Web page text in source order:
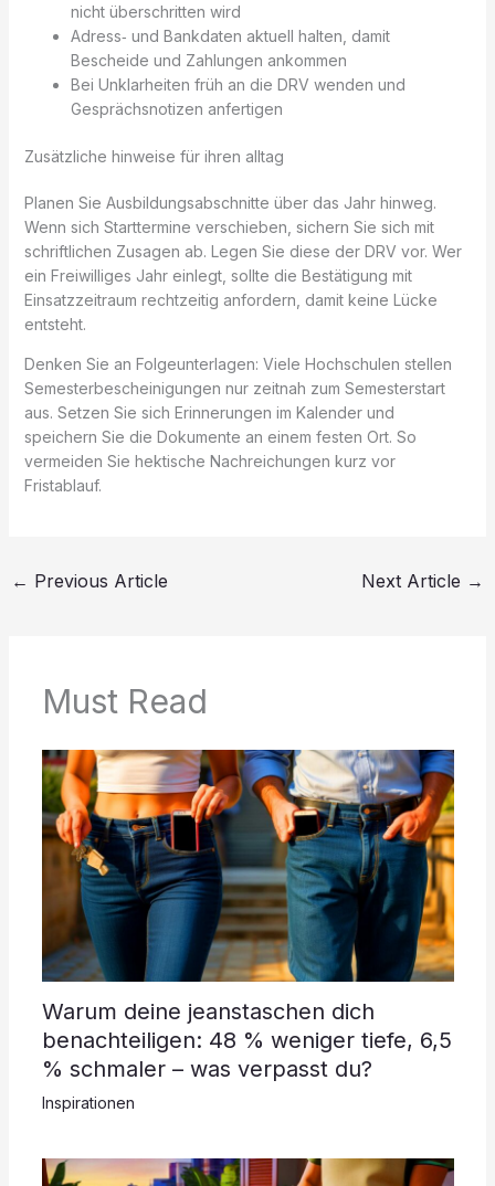
nicht überschritten wird
Adress‑ und Bankdaten aktuell halten, damit
Bescheide und Zahlungen ankommen
Bei Unklarheiten früh an die DRV wenden und
Gesprächsnotizen anfertigen
Zusätzliche hinweise für ihren alltag
Planen Sie Ausbildungsabschnitte über das Jahr hinweg.
Wenn sich Starttermine verschieben, sichern Sie sich mit
schriftlichen Zusagen ab. Legen Sie diese der DRV vor. Wer
ein Freiwilliges Jahr einlegt, sollte die Bestätigung mit
Einsatzzeitraum rechtzeitig anfordern, damit keine Lücke
entsteht.
Denken Sie an Folgeunterlagen: Viele Hochschulen stellen
Semesterbescheinigungen nur zeitnah zum Semesterstart
aus. Setzen Sie sich Erinnerungen im Kalender und
speichern Sie die Dokumente an einem festen Ort. So
vermeiden Sie hektische Nachreichungen kurz vor
Fristablauf.
← Previous Article Next Article →
Must Read
Warum deine jeanstaschen dich
benachteiligen: 48 % weniger tiefe, 6,5
% schmaler – was verpasst du?
Inspirationen